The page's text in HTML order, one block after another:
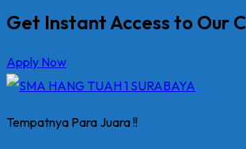
Get Instant Access to Our
Apply Now
Tempatnya Para Juara !!